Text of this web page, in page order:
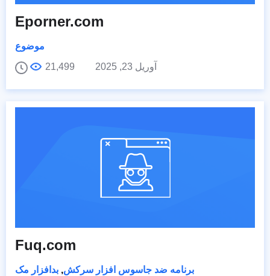
Eporner.com
موضوع
آوریل 23, 2025
21,499
Fuq.com
برنامه ضد جاسوس افزار سرکش, بدافزار مک